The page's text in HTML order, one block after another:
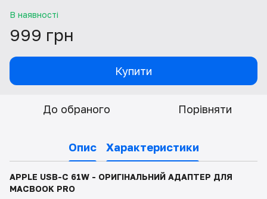
В наявності
999 грн
Купити
До обраного Порівняти
Опис Характеристики
APPLE USB-C 61W - ОРИГІНАЛЬНИЙ АДАПТЕР ДЛЯ
MACBOOK PRO